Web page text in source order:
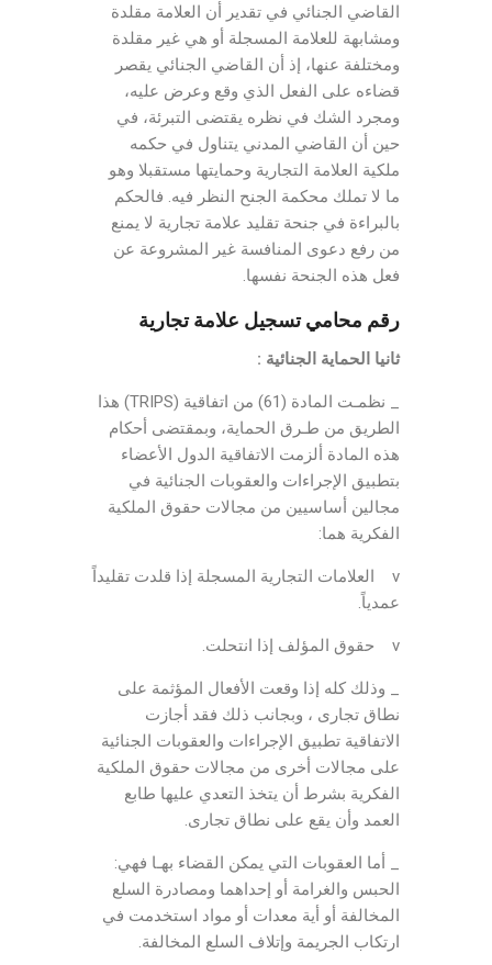
القاضي الجنائي في تقدير أن العلامة مقلدة
ومشابهة للعلامة المسجلة أو هي غير مقلدة
ومختلفة عنها، إذ أن القاضي الجنائي يقصر
قضاءه على الفعل الذي وقع وعرض عليه،
ومجرد الشك في نظره يقتضى التبرئة، في
حين أن القاضي المدني يتناول في حكمه
ملكية العلامة التجارية وحمايتها مستقبلا وهو
ما لا تملك محكمة الجنح النظر فيه. فالحكم
بالبراءة في جنحة تقليد علامة تجارية لا يمنع
من رفع دعوى المنافسة غير المشروعة عن
فعل هذه الجنحة نفسها.
رقم محامي تسجيل علامة تجارية
ثانيا الحماية الجنائية :
_ نظمـت المادة (61) من اتفاقية (TRIPS) هذا
الطريق من طـرق الحماية، وبمقتضى أحكام
هذه المادة ألزمت الاتفاقية الدول الأعضاء
بتطبيق الإجراءات والعقوبات الجنائية في
مجالين أساسيين من مجالات حقوق الملكية
الفكرية هما:
v العلامات التجارية المسجلة إذا قلدت تقليداً
عمدياً.
v حقوق المؤلف إذا انتحلت.
_ وذلك كله إذا وقعت الأفعال المؤثمة على
نطاق تجارى ، وبجانب ذلك فقد أجازت
الاتفاقية تطبيق الإجراءات والعقوبات الجنائية
على مجالات أخرى من مجالات حقوق الملكية
الفكرية بشرط أن يتخذ التعدي عليها طابع
العمد وأن يقع على نطاق تجارى.
_ أما العقوبات التي يمكن القضاء بهـا فهي:
الحبس والغرامة أو إحداهما ومصادرة السلع
المخالفة أو أية معدات أو مواد استخدمت في
ارتكاب الجريمة وإتلاف السلع المخالفة.